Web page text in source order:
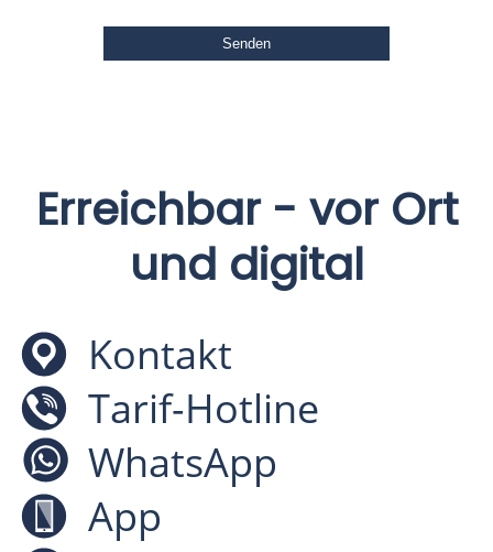
Erreichbar - vor Ort
und digital
Kontakt
Tarif-Hotline
WhatsApp
App